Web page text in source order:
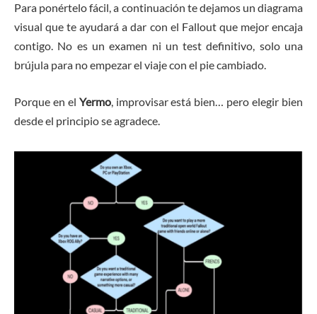
Para ponértelo fácil, a continuación te dejamos un diagrama
visual que te ayudará a dar con el Fallout que mejor encaja
contigo. No es un examen ni un test definitivo, solo una
brújula para no empezar el viaje con el pie cambiado.
Porque en el Yermo, improvisar está bien… pero elegir bien
desde el principio se agradece.